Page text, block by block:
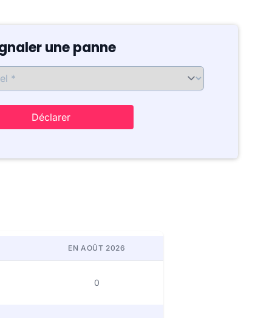
une panne
Déclarer
EN AOÛT 2026
0